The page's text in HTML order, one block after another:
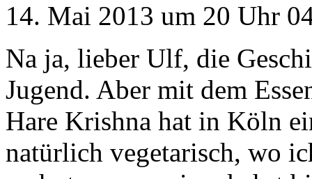
14. Mai 2013 um 20 Uhr
Na ja, lieber Ulf, die
Jugend. Aber mit dem
Hare Krishna hat in Köln
natürlich vegetarisch, wo